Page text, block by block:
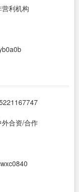
营利机构
外合资/合作